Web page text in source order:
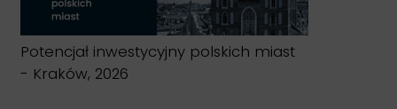
Potencjał inwestycyjny polskich miast
- Kraków, 2026